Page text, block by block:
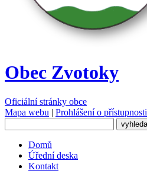
Obec Zvotoky
Oficiální stránky obce
Mapa webu | Prohlášení o přístupnosti
Domů
Úřední deska
Kontakt